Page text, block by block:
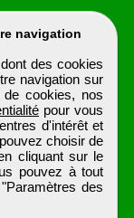
navigation
des cookies
navigation sur
cookies, nos
pour vous
d'intérêt et
choisir de
cliquant sur le
pouvez à tout
des